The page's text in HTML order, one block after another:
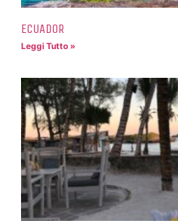
ECUADOR
Leggi Tutto »